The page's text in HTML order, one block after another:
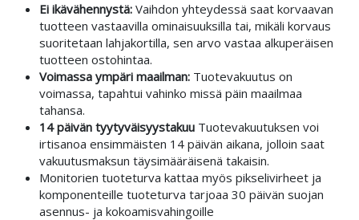
Ei ikävähennystä:Vaihdon yhteydessä saat korvaavan
tuotteen vastaavilla ominaisuuksilla tai, mikäli korvaus
suoritetaan lahjakortilla, sen arvo vastaa alkuperäisen
tuotteen ostohintaa.
Voimassa ympäri maailman:Tuotevakuutus on
voimassa, tapahtui vahinko missä päin maailmaa
tahansa.
14 päivän tyytyväisyystakuuTuotevakuutuksen voi
irtisanoa ensimmäisten 14 päivän aikana, jolloin saat
vakuutusmaksun täysimääräisenä takaisin.
Monitorien tuoteturva kattaa myös pikselivirheet ja
komponenteille tuoteturva tarjoaa 30 päivän suojan
asennus- ja kokoamisvahingoille